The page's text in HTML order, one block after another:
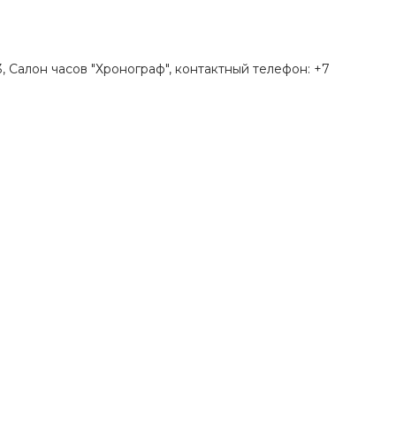
Салон часов "Хронограф", контактный телефон: +7